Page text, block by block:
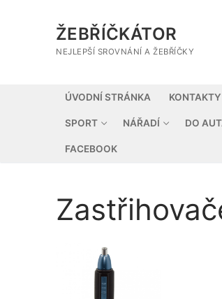
ŽEBŘÍČKÁTOR
NEJLEPŠÍ SROVNÁNÍ A ŽEBŘÍČKY
ÚVODNÍ STRÁNKA KONTAKTY
SPORT NÁŘADÍ DO
FACEBOOK